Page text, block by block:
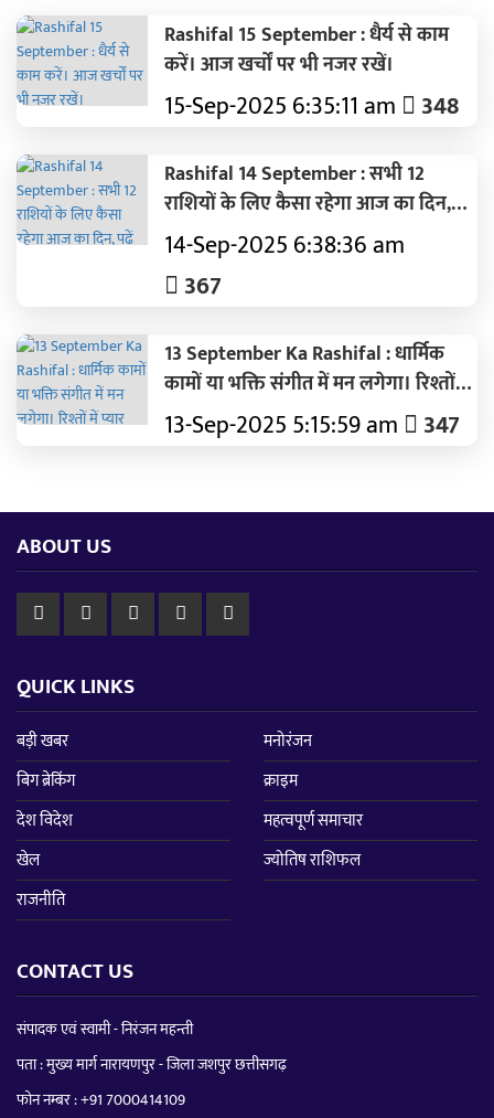
Rashifal 15 September : धैर्य से काम
करें। आज खर्चों पर भी नजर रखें।
15-Sep-2025 6:35:11 am 348
Rashifal 14 September : सभी 12
राशियों के लिए कैसा रहेगा आज का दिन,
पढ़ें 14 सितंबर का विस्तृत से राशिफल
14-Sep-2025 6:38:36 am
367
13 September Ka Rashifal : धार्मिक
कामों या भक्ति संगीत में मन लगेगा। रिश्तों में
प्यार और भरोसा बढ़ेगा।
13-Sep-2025 5:15:59 am 347
ABOUT US
QUICK LINKS
बड़ी खबर
बिग ब्रेकिंग
देश विदेश
खेल
राजनीति
मनोरंजन
क्राइम
महत्वपूर्ण समाचार
ज्योतिष राशिफल
CONTACT US
संपादक एवं स्वामी - निरंजन महन्ती
पता : मुख्य मार्ग नारायणपुर - जिला जशपुर छत्तीसगढ़
फोन नम्बर :+91 7000414109